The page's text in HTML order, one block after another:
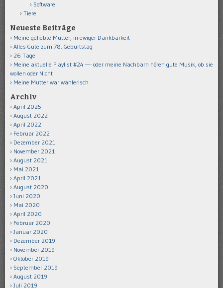
Software
Tiere
Neueste Beiträge
Meine geliebte Mutter, in ewiger Dankbarkeit
Alles Gute zum 78. Geburtstag
26 Tage
Meine aktuelle Playlist #24 —- oder meine Nachbarn hören gute Musik, ob sie
wollen oder Nicht
Meine Mutter war wählerisch
Archiv
April 2025
August 2022
April 2022
Februar 2022
Dezember 2021
November 2021
August 2021
Mai 2021
April 2021
August 2020
Juni 2020
Mai 2020
April 2020
Februar 2020
Januar 2020
Dezember 2019
November 2019
Oktober 2019
September 2019
August 2019
Juli 2019